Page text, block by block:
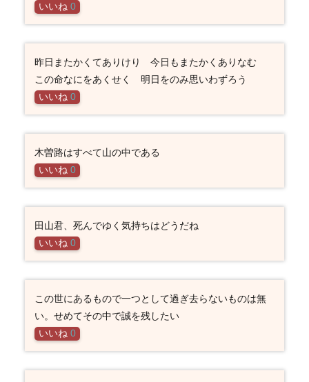
いいね 0
昨日またかくてありけり 今日もまたかくありなむ
この命なにをあくせく 明日をのみ思いわずろう
いいね 0
木曽路はすべて山の中である
いいね 0
田山君、死んでゆく気持ちはどうだね
いいね 0
この世にあるもので一つとして過ぎ去らないものは無
い。せめてその中で誠を残したい
いいね 0